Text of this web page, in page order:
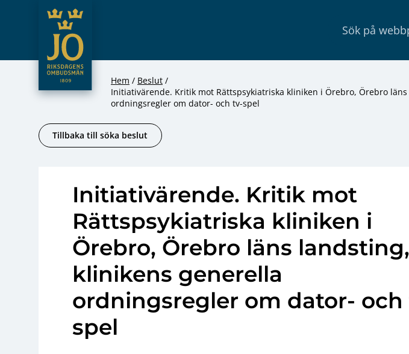
Hoppa till innehåll
JO – Riksdagens Ombudsmän
Hem
Beslut
Initiativärende. Kritik mot Rättspsykiatriska kliniken i Örebro, Örebro
ordningsregler om dator- och tv-spel
Tillbaka till söka beslut
Initiativärende. Kritik mot
Rättspsykiatriska kliniken i
Örebro, Örebro läns
klinikens generella
ordningsregler om dator- och
spel